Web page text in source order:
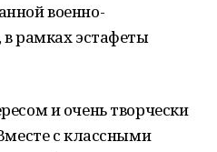
военно-
рамках эстафеты
и очень творчески
с классными